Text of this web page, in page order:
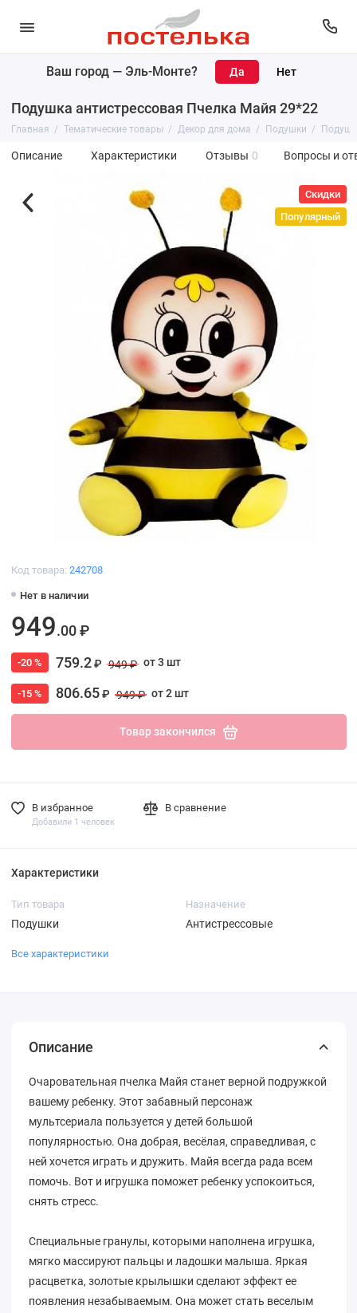
Ваш город — Эль-Монте?
Подушка антистрессовая Пчелка Майя 29*22
Главная Тематические товары Декор для дома Подушки
Описание Характеристики Отзывы 0 Вопросы и
Скидки
Популярный
Код товара: 242708
Нет в наличии
949.00 ₽
-20 % 759.2₽ 949 ₽ от 3 шт
-15 % 806.65₽ 949 ₽ от 2 шт
Товар закончился
В избранное
Добавили 1 человек
В сравнение
Характеристики
Тип товара
Подушки
Назначение
Антистрессовые
Все характеристики
Описание
Очаровательная пчелка Майя станет верной подружкой
вашему ребенку. Этот забавный персонаж
мультсериала пользуется у детей большой
популярностью. Она добрая, весёлая, справедливая, с
ней хочется играть и дружить. Майя всегда рада всем
помочь. Вот и игрушка поможет ребенку успокоиться,
снять стресс.
Специальные гранулы, которыми наполнена игрушка,
мягко массируют пальцы и ладошки малыша. Яркая
расцветка, золотые крылышки сделают эффект ее
появления незабываемым. Она может стать веселым